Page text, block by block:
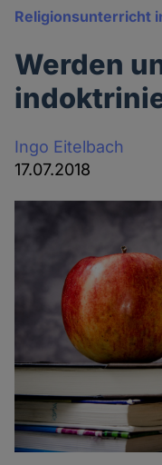
Religionsunterricht
Werden
Ingo Eitelbach
17.07.2018